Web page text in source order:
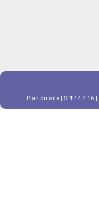
Plan du site SPIP 4.4.16